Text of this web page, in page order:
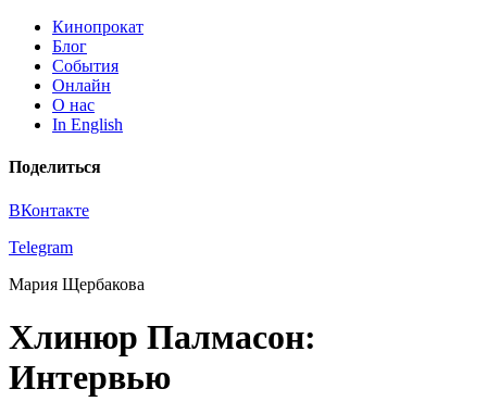
Кинопрокат
Блог
События
Онлайн
О нас
In English
Поделиться
ВКонтакте
Telegram
Мария Щербакова
Хлинюр Палмасон:
Интервью